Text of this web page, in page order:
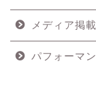
メディア掲載
パフォーマ